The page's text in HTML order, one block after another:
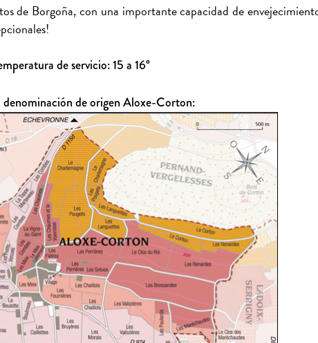
de Borgoña, con una importante capacidad de
de servicio: 15 a 16°
denominación de origen Aloxe-Corton: